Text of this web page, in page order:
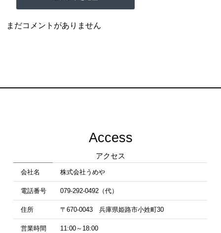
まだコメントがありません
Access
アクセス
会社名 株式会社うめや
電話番号 079-292-0492（代）
住所 〒670-0043 兵庫県姫路市小姓町30
営業時間 11:00～18:00